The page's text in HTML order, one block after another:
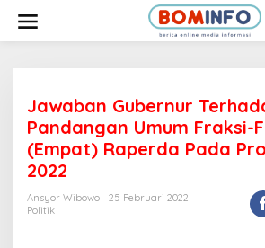
Jawaban Gubernur
Pandangan Umum Fraksi-
(Empat) Raperda Pada
2022
Ansyor Wibowo
25 Februari 2022
Politik